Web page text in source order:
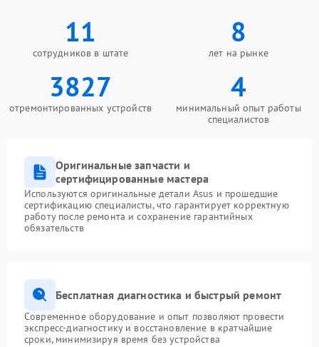
11
сотрудников в штате
8
лет на рынке
3827
отремонтированных устройств
4
минимальный опыт работы
специалистов
Оригинальные запчасти и
сертифицированные мастера
Используются оригинальные детали Asus и прошедшие
сертификацию специалисты, что гарантирует корректную
работу после ремонта и сохранение гарантийных
обязательств
Бесплатная диагностика и быстрый ремонт
Современное оборудование и опыт позволяют провести
экспресс-диагностику и восстановление в кратчайшие
сроки, минимизируя время без устройства